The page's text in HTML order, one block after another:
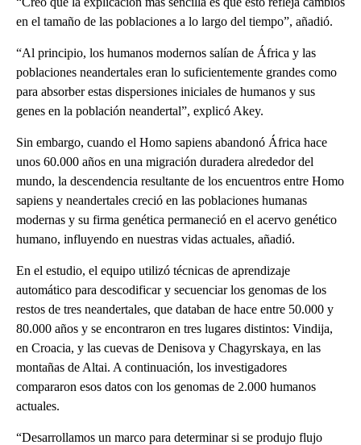
en el tamaño de las poblaciones a lo largo del tiempo”, añadió.
“Al principio, los humanos modernos salían de África y las
poblaciones neandertales eran lo suficientemente grandes como
para absorber estas dispersiones iniciales de humanos y sus
genes en la población neandertal”, explicó Akey.
Sin embargo, cuando el Homo sapiens abandonó África hace
unos 60.000 años en una migración duradera alrededor del
mundo, la descendencia resultante de los encuentros entre Homo
sapiens y neandertales creció en las poblaciones humanas
modernas y su firma genética permaneció en el acervo genético
humano, influyendo en nuestras vidas actuales, añadió.
En el estudio, el equipo utilizó técnicas de aprendizaje
automático para descodificar y secuenciar los genomas de los
restos de tres neandertales, que databan de hace entre 50.000 y
80.000 años y se encontraron en tres lugares distintos: Vindija,
en Croacia, y las cuevas de Denisova y Chagyrskaya, en las
montañas de Altai. A continuación, los investigadores
compararon esos datos con los genomas de 2.000 humanos
actuales.
“Desarrollamos un marco para determinar si se produjo flujo